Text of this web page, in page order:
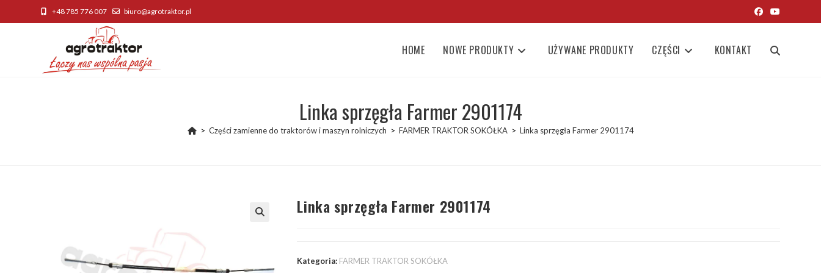
to
+48 785 776 007 biuro@agrotraktor.pl
HOME NOWE PRODUKTY UŻYWANE PRODUKTY CZĘŚCI KONTAKT TOGGLE
Linka sprzęgła Farmer 2901174
> Części zamienne do traktorów i maszyn rolniczych > FARMER TRAKTOR SOKÓŁKA > Linka sprzęgła Farmer 2901174
Linka sprzęgła Farmer 2901174
Kategoria: FARMER TRAKTOR SOKÓŁKA